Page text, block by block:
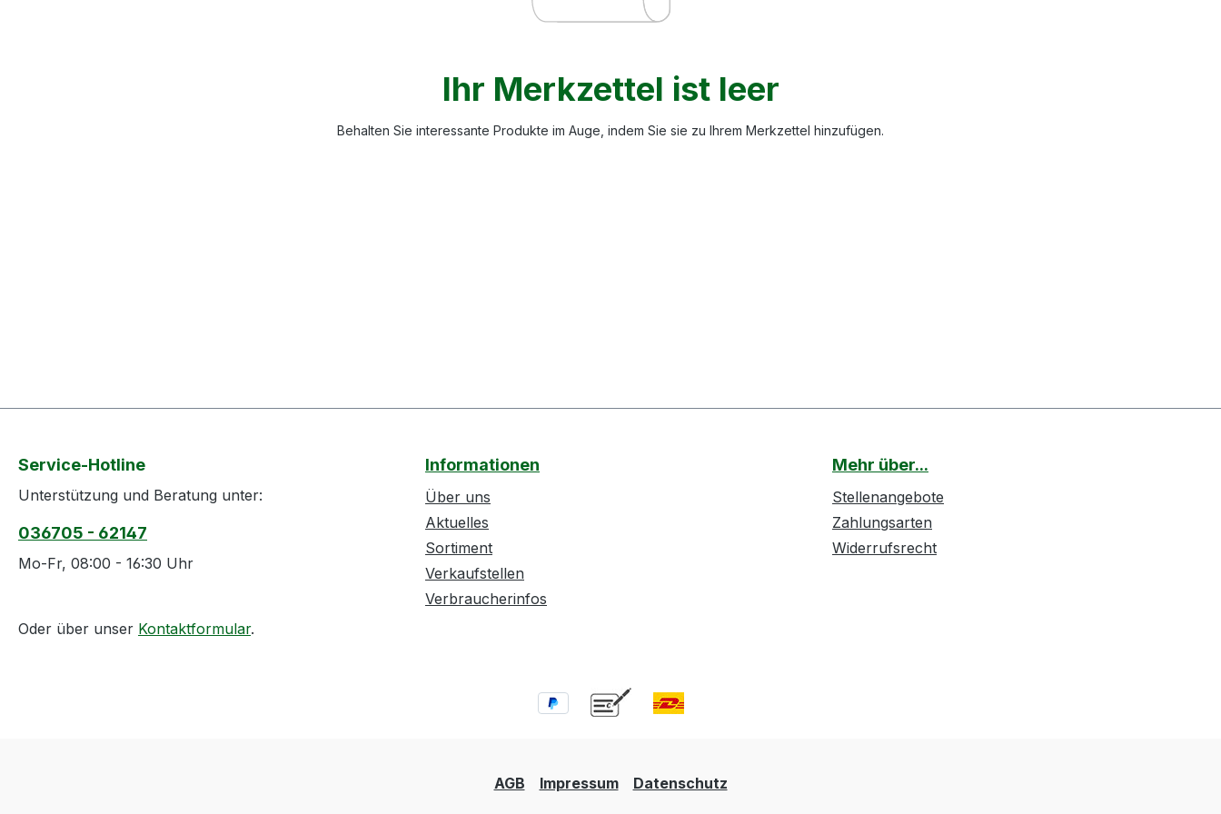
Ihr Merkzettel ist leer
Behalten Sie interessante Produkte im Auge, indem Sie sie zu Ihrem Merkzettel hinzufügen.
Service-Hotline
Unterstützung und Beratung unter:
036705 - 62147
Mo-Fr, 08:00 - 16:30 Uhr
Oder über unser Kontaktformular.
Informationen
Über uns
Aktuelles
Sortiment
Verkaufstellen
Verbraucherinfos
Mehr über...
Stellenangebote
Zahlungsarten
Widerrufsrecht
AGB Impressum Datenschutz